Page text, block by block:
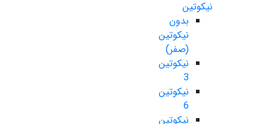
نیکوتین
بدون
نیکوتین
(صفر)
نیکوتین
3
نیکوتین
6
نیکوتین